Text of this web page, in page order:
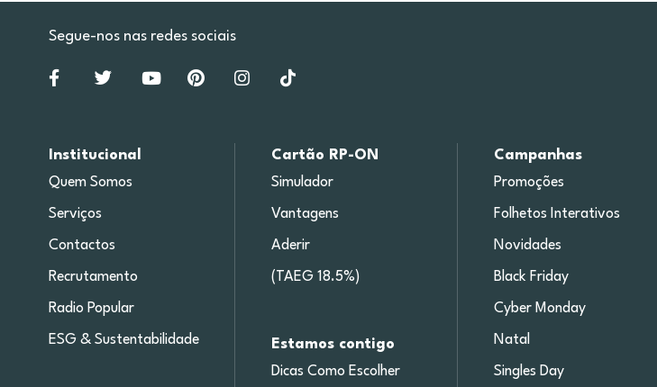
Segue-nos nas redes sociais
Institucional
Quem Somos
Serviços
Contactos
Recrutamento
Radio Popular
ESG & Sustentabilidade
Cartão RP-ON
Simulador
Vantagens
Aderir
(TAEG 18.5%)
Estamos contigo
Dicas Como Escolher
Campanhas
Promoções
Folhetos Interativos
Novidades
Black Friday
Cyber Monday
Natal
Singles Day